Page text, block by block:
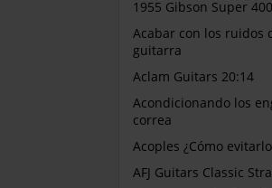
1955 Gibson Super
Acabar con los ruidos
guitarra
Aclam Guitars 20:14
Acondicionando los
correa
Acoples ¿Cómo
AFJ Guitars Classic